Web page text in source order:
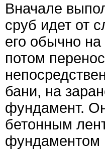
Вначале
сруб идет от
его обычно
потом
бани, на
фундамент.
бетонным
фундаментом